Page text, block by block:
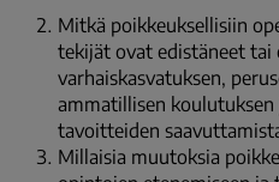
Mitkä poikkeuksellisiin
tekijät ovat edistäneet tai
varhaiskasvatuksen,
ammatillisen
tavoitteiden
Millaisia muutoksia